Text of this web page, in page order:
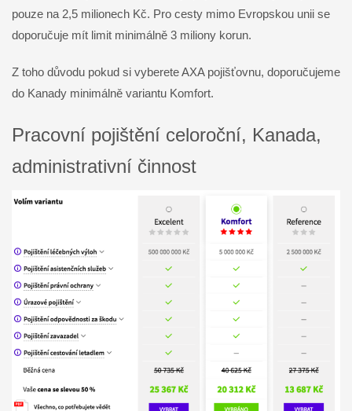
pouze na 2,5 milionech Kč. Pro cesty mimo Evropskou unii se
doporučuje mít limit minimálně 3 miliony korun.
Z toho důvodu pokud si vyberete AXA pojišťovnu, doporučujeme
do Kanady minimálně variantu Komfort.
Pracovní pojištění celoroční, Kanada,
administrativní činnost